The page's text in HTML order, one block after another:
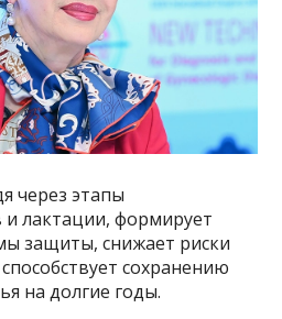
через этапы
лактации, формирует
защиты, снижает риски
сохранению
на долгие годы.